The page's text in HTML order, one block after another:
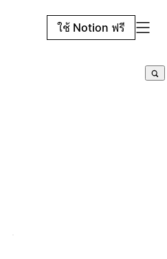
ใช้ Notion ฟรี